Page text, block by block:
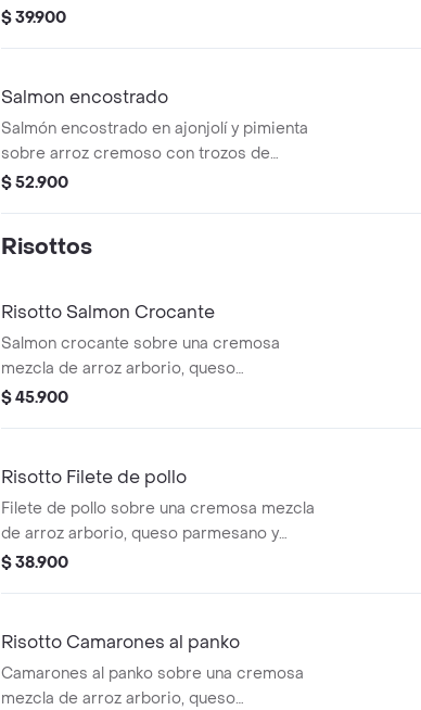
mozzarella y parmesano; acompañada de
junto con papas rústicas.
$ 39.900
Salmon encostrado
Salmón encostrado en ajonjolí y pimienta
sobre arroz cremoso con trozos de
champiñones y queso parmesano.
$ 52.900
Risottos
Risotto Salmon Crocante
Salmon crocante sobre una cremosa
mezcla de arroz arborio, queso
parmesano y champiñones frescos.
$ 45.900
Risotto Filete de pollo
Filete de pollo sobre una cremosa mezcla
de arroz arborio, queso parmesano y
champiñones frescos.
$ 38.900
Risotto Camarones al panko
Camarones al panko sobre una cremosa
mezcla de arroz arborio, queso